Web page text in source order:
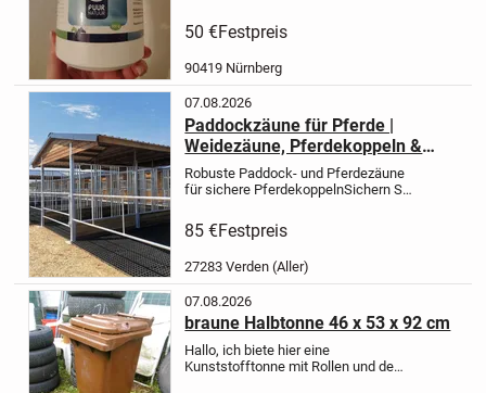
Nürnberg St. Johannis
PalmplatzCalm down relax chill
Beruhigung...
50 €Festpreis
90419 Nürnberg
07.08.2026
Paddockzäune für Pferde |
Weidezäune, Pferdekoppeln &
stabile Pferdezäune
Robuste Paddock- und Pferdezäune
für sichere PferdekoppelnSichern Sie
Paddockzäunen und Weidezäunen
für Pferde - stabil, langlebig und
85 €Festpreis
27283 Verden (Aller)
07.08.2026
braune Halbtonne 46 x 53 x 92 cm
Hallo, ich biete hier eine
Kunststofftonne mit Rollen und dem